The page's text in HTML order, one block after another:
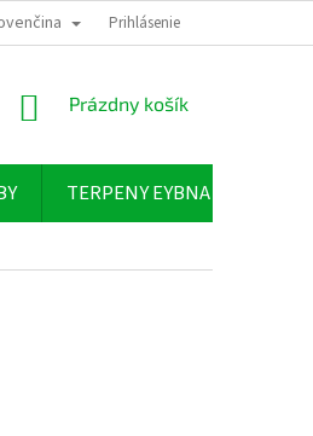
Prihlásenie
NÁKUPNÝ
Prázdny košík
TERPENY EYBNA